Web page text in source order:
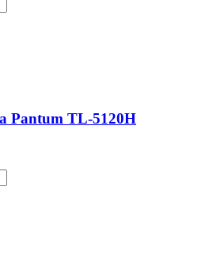
Pantum TL-5120H